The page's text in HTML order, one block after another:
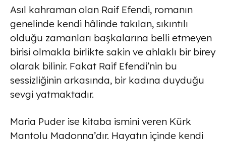
Asıl kahraman olan Raif Efendi, romanın
genelinde kendi hâlinde takılan, sıkıntılı
olduğu zamanları başkalarına belli etmeyen
birisi olmakla birlikte sakin ve ahlaklı bir birey
olarak bilinir. Fakat Raif Efendi’nin bu
sessizliğinin arkasında, bir kadına duyduğu
sevgi yatmaktadır.
Maria Puder ise kitaba ismini veren Kürk
Mantolu Madonna’dır. Hayatın içinde kendi